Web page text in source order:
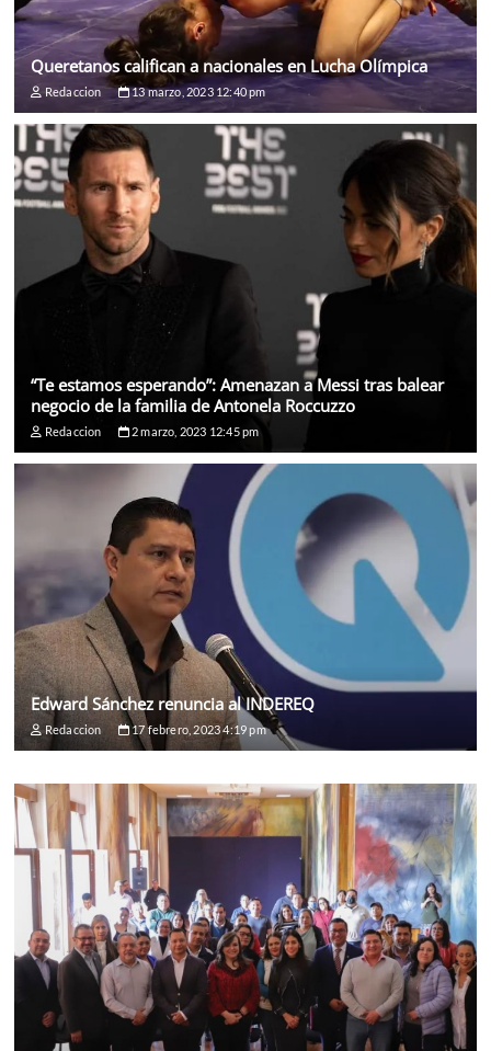
Queretanos califican a nacionales en Lucha Olímpica
Redaccion 13 marzo, 2023 12:40 pm
“Te estamos esperando”: Amenazan a Messi tras balear
negocio de la familia de Antonela Roccuzzo
Redaccion 2 marzo, 2023 12:45 pm
Edward Sánchez renuncia al INDEREQ
Redaccion 17 febrero, 2023 4:19 pm